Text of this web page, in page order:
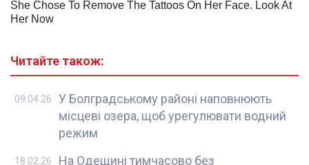
Читайте також:
У Болградському районі наповнюють
місцеві озера, щоб урегулювати водний
режим
09.04.26
На Одещині тимчасово без
18.02.26